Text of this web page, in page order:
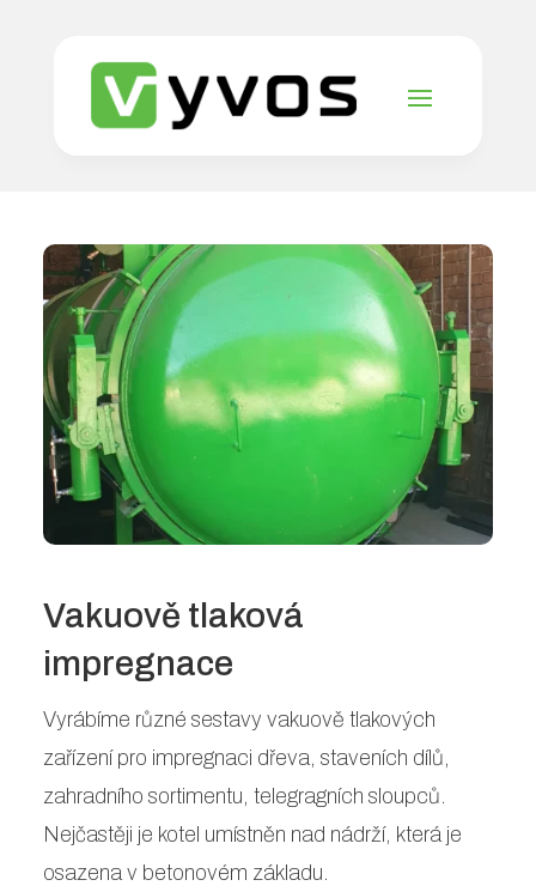
Vakuově tlaková
impregnace
Vyrábíme různé sestavy vakuově tlakových
zařízení pro impregnaci dřeva, staveních dílů,
zahradního sortimentu, telegragních sloupců.
Nejčastěji je kotel umístněn nad nádrží, která je
osazena v betonovém základu.